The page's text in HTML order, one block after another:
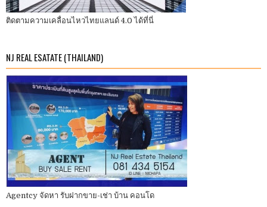
ติดตามความเคลื่อนไหวไทยแลนด์ 4.0 ได้ที่นี่
NJ REAL ESATATE (THAILAND)
Agentcy จัดหา รับฝากขาย-เช่า บ้าน คอนโด